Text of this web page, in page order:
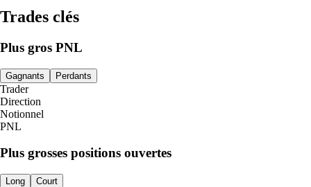
Trades clés
Plus gros PNL
Gagnants Perdants
Trader
Direction
Notionnel
PNL
Plus grosses positions ouvertes
Long Court